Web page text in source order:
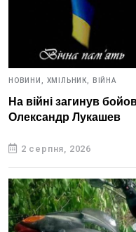
НОВИНИ, ХМІЛЬНИК, ВІЙНА
На війні загинув
Олександр Лукашев
2 серпня, 2026